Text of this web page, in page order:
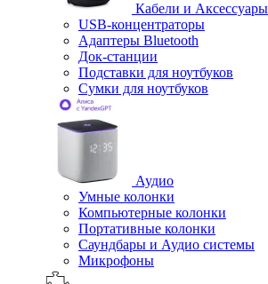
Кабели и
USB-концентраторы
Адаптеры Bluetooth
Док-станции
Подставки для ноутбуков
Сумки для ноутбуков
Аудио
Умные колонки
Компьютерные колонки
Портативные колонки
Саундбары и Аудио системы
Микрофоны